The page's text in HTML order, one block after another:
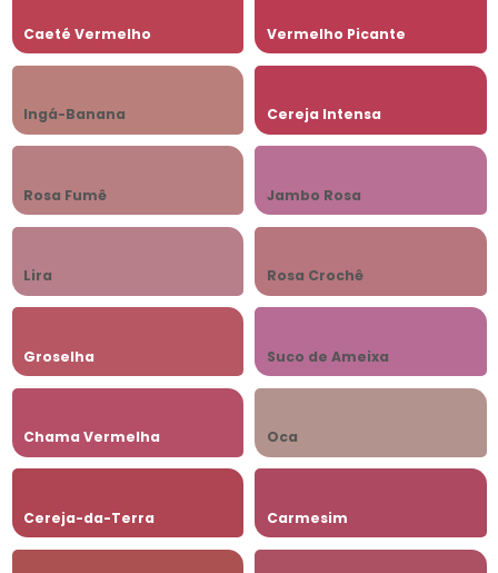
Caeté Vermelho Vermelho Picante
Ingá-Banana Cereja Intensa
Rosa Fumê Jambo Rosa
Lira Rosa Crochê
Groselha Suco de Ameixa
Chama Vermelha Oca
Cereja-da-Terra Carmesim